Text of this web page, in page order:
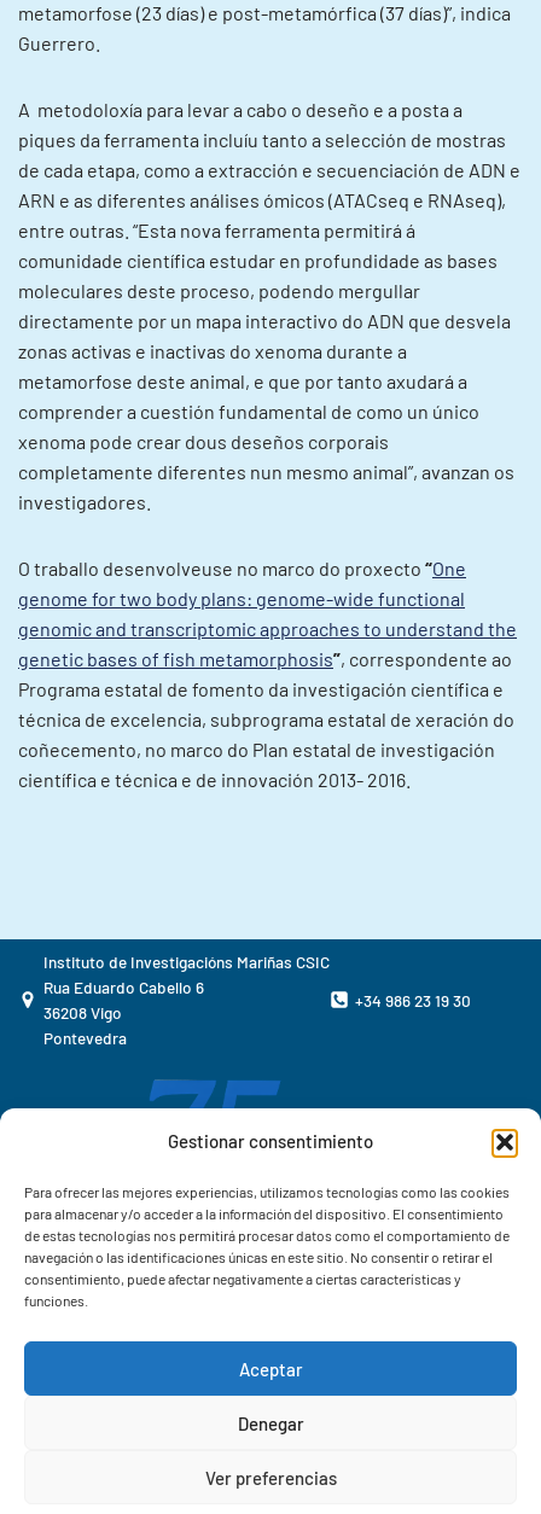
Gestionar consentimiento
Para ofrecer las mejores experiencias, utilizamos tecnologías como las cookies
para almacenar y/o acceder a la información del dispositivo. El consentimiento
de estas tecnologías nos permitirá procesar datos como el comportamiento de
navegación o las identificaciones únicas en este sitio. No consentir o retirar el
consentimiento, puede afectar negativamente a ciertas características y
funciones.
Aceptar
Denegar
Ver preferencias
metamorfose (23 días) e post-metamórfica (37 días)”, indica
Guerrero.
A metodoloxía para levar a cabo o deseño e a posta a
piques da ferramenta incluíu tanto a selección de mostras
de cada etapa, como a extracción e secuenciación de ADN e
ARN e as diferentes análises ómicos (ATACseq e RNAseq),
entre outras. “Esta nova ferramenta permitirá á
comunidade científica estudar en profundidade as bases
moleculares deste proceso, podendo mergullar
directamente por un mapa interactivo do ADN que desvela
zonas activas e inactivas do xenoma durante a
metamorfose deste animal, e que por tanto axudará a
comprender a cuestión fundamental de como un único
xenoma pode crear dous deseños corporais
completamente diferentes nun mesmo animal”, avanzan os
investigadores.
O traballo desenvolveuse no marco do proxecto “One
genome for two body plans: genome-wide functional
genomic and transcriptomic approaches to understand the
genetic bases of fish metamorphosis”, correspondente ao
Programa estatal de fomento da investigación científica e
técnica de excelencia, subprograma estatal de xeración do
coñecemento, no marco do Plan estatal de investigación
científica e técnica e de innovación 2013- 2016.
Instituto de Investigacións Mariñas CSIC
Rua Eduardo Cabello 6
36208 Vigo
Pontevedra
+34 986 23 19 30
Correo IIM